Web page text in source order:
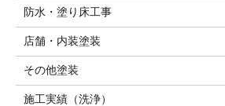
防水・塗り床工事
店舗・内装塗装
その他塗装
施工実績（洗浄）